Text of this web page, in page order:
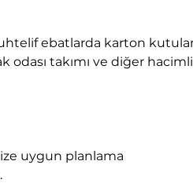
takımı ve diğer hacimli